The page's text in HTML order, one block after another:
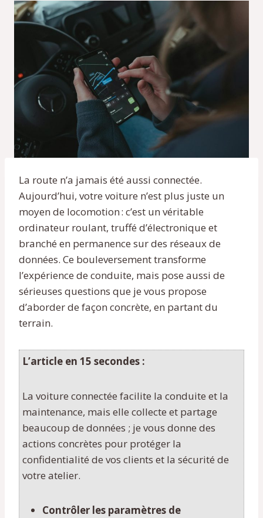
La route n’a jamais été aussi connectée.
Aujourd’hui, votre voiture n’est plus juste un
moyen de locomotion : c’est un véritable
ordinateur roulant, truffé d’électronique et
branché en permanence sur des réseaux de
données. Ce bouleversement transforme
l’expérience de conduite, mais pose aussi de
sérieuses questions que je vous propose
d’aborder de façon concrète, en partant du
terrain.
L’article en 15 secondes :
La voiture connectée facilite la conduite et la
maintenance, mais elle collecte et partage
beaucoup de données ; je vous donne des
actions concrètes pour protéger la
confidentialité de vos clients et la sécurité de
votre atelier.
Contrôler les paramètres de